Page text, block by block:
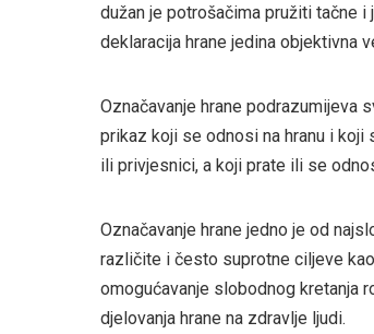
dužan je potrošačima pružiti tačne
deklaracija hrane jedina objektivna
Označavanje hrane podrazumijeva
prikaz koji se odnosi na hranu i koji
ili privjesnici, a koji prate ili se
Označavanje hrane jedno je od
različite i često suprotne ciljeve
omogućavanje slobodnog kretanja
djelovanja hrane na zdravlje ljudi.